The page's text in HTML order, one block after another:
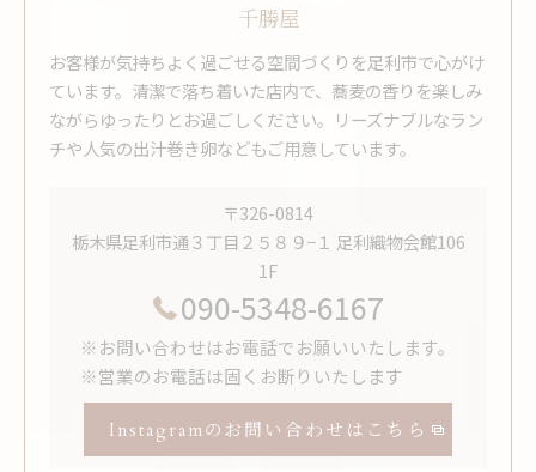
千勝屋
お客様が気持ちよく過ごせる空間づくりを足利市で心がけ
ています。清潔で落ち着いた店内で、蕎麦の香りを楽しみ
ながらゆったりとお過ごしください。リーズナブルなラン
チや人気の出汁巻き卵などもご用意しています。
〒326-0814
栃木県足利市通３丁目２５８９−１ 足利織物会館106
1F
090-5348-6167
※お問い合わせはお電話でお願いいたします。
※営業のお電話は固くお断りいたします
Instagramのお問い合わせはこちら